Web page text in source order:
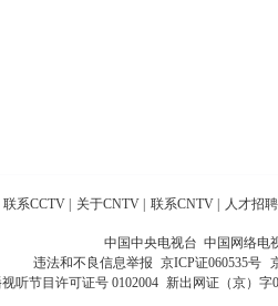
联系CCTV 关于CNTV 联系CNTV 人才招聘
中国中央电视台 中国网络电
违法和不良信息举报 京ICP证060535号
听节目许可证号 0102004 新出网证（京）